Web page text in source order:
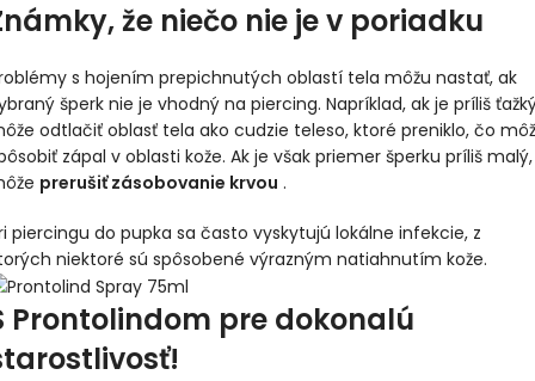
že niečo nie je v poriadku
s hojením prepichnutých oblastí tela môžu nastať, ak
šperk nie je vhodný na piercing. Napríklad, ak je príliš
odtlačiť oblasť tela ako cudzie teleso, ktoré preniklo, čo
zápal v oblasti kože. Ak je však priemer šperku príliš malý,
prerušiť zásobovanie krvou .
piercingu do pupka sa často vyskytujú lokálne infekcie, z
niektoré sú spôsobené výrazným natiahnutím kože.
Prontolindom pre dokonalú